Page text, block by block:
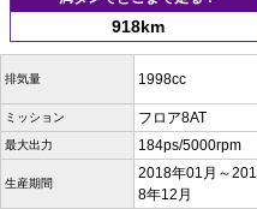
918km
排気量 1998cc
ミッション フロア8AT
最大出力 184ps/5000rpm
生産期間
2018年01月～201
8年12月